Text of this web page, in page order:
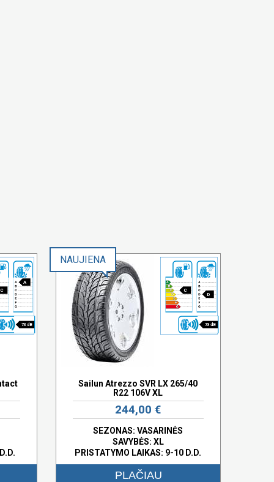
C
A
73 dB
C
D
73 dB
NAUJIENA
Sailun Atrezzo SVR LX 265/40
R22 106V XL
244,00 €
SEZONAS: VASARINĖS
SAVYBĖS: XL
PRISTATYMO LAIKAS: 9-10 D.D.
PLAČIAU